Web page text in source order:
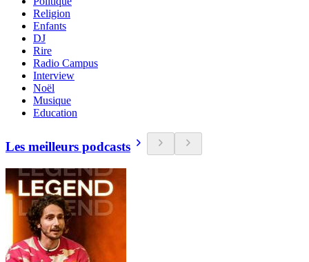
Religion
Enfants
DJ
Rire
Radio Campus
Interview
Noël
Musique
Education
Les meilleurs podcasts